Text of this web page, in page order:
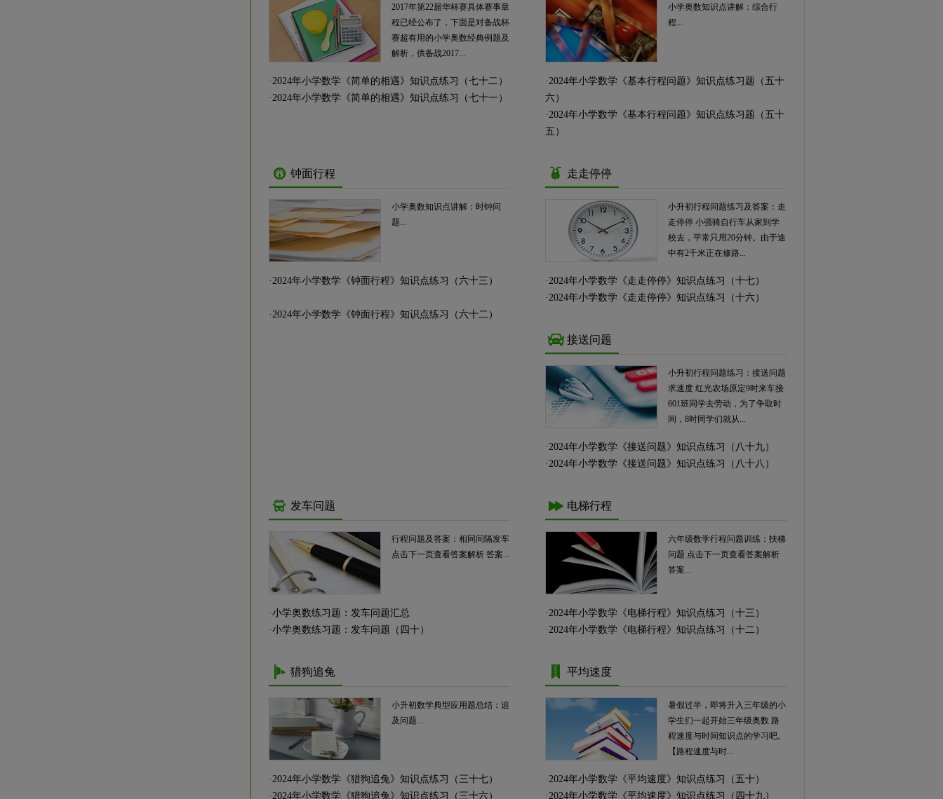
2017年第22届华杯赛具体赛事章
程已经公布了，下面是对备战杯
赛超有用的小学奥数经典例题及
解析，供备战2017...
·2024年小学数学《简单的相遇》知识点练习（七十二）
·2024年小学数学《简单的相遇》知识点练习（七十一）
小学奥数知识点讲解：综合行
程...
·2024年小学数学《基本行程问题》知识点练习题（五十
六）
·2024年小学数学《基本行程问题》知识点练习题（五十
五）
钟面行程
小学奥数知识点讲解：时钟问
题...
·2024年小学数学《钟面行程》知识点练习（六十三）
·2024年小学数学《钟面行程》知识点练习（六十二）
走走停停
小升初行程问题练习及答案：走
走停停 小强骑自行车从家到学
校去，平常只用20分钟。由于途
中有2千米正在修路...
·2024年小学数学《走走停停》知识点练习（十七）
·2024年小学数学《走走停停》知识点练习（十六）
接送问题
小升初行程问题练习：接送问题
求速度 红光农场原定9时来车接
601班同学去劳动，为了争取时
间，8时同学们就从...
·2024年小学数学《接送问题》知识点练习（八十九）
·2024年小学数学《接送问题》知识点练习（八十八）
发车问题
行程问题及答案：相同间隔发车
点击下一页查看答案解析 答案...
·小学奥数练习题：发车问题汇总
·小学奥数练习题：发车问题（四十）
电梯行程
六年级数学行程问题训练：扶梯
问题 点击下一页查看答案解析
答案...
·2024年小学数学《电梯行程》知识点练习（十三）
·2024年小学数学《电梯行程》知识点练习（十二）
猎狗追兔
小升初数学典型应用题总结：追
及问题...
·2024年小学数学《猎狗追兔》知识点练习（三十七）
·2024年小学数学《猎狗追兔》知识点练习（三十六）
平均速度
暑假过半，即将升入三年级的小
学生们一起开始三年级奥数 路
程速度与时间知识点的学习吧。
【路程速度与时...
·2024年小学数学《平均速度》知识点练习（五十）
·2024年小学数学《平均速度》知识点练习（四十九）